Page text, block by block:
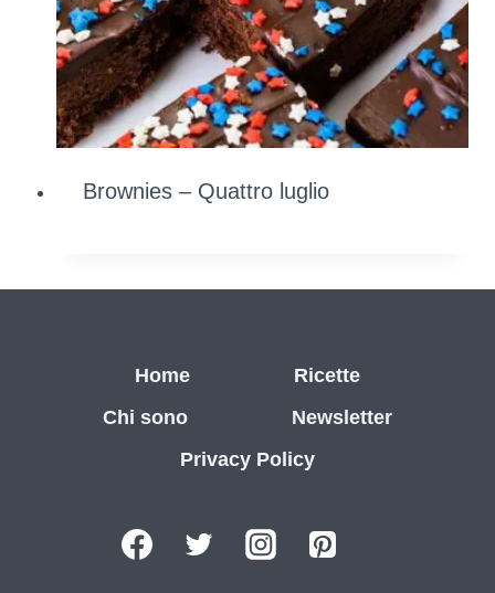
Brownies – Quattro luglio
Home
Ricette
Chi sono
Newsletter
Privacy Policy